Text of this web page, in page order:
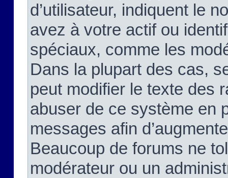
d’utilisateur, indiquent le
avez à votre actif ou
spéciaux, comme les
Dans la plupart des cas,
peut modifier le texte des
abuser de ce système en
messages afin
Beaucoup de forums ne
modérateur ou un